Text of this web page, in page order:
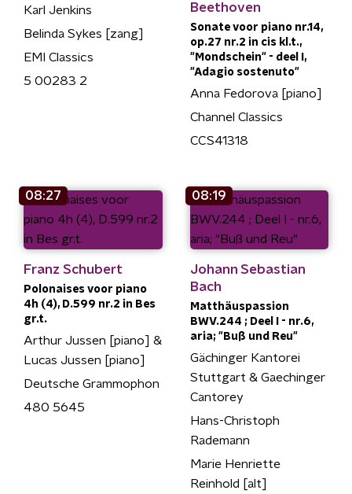
Karl Jenkins
Belinda Sykes [zang]
EMI Classics
5 00283 2
Beethoven
Sonate voor piano nr.14,
op.27 nr.2 in cis kl.t.,
"Mondschein" - deel I,
"Adagio sostenuto"
Anna Fedorova [piano]
Channel Classics
CCS41318
08:27
Franz Schubert
Polonaises voor piano
4h (4), D.599 nr.2 in Bes
gr.t.
Arthur Jussen [piano] &
Lucas Jussen [piano]
Deutsche Grammophon
480 5645
08:19
Johann Sebastian
Bach
Matthäuspassion
BWV.244 ; Deel I - nr.6,
aria; "Buß und Reu"
Gächinger Kantorei
Stuttgart & Gaechinger
Cantorey
Hans-Christoph
Rademann
Marie Henriette
Reinhold [alt]